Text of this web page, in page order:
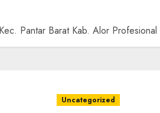
Pantar Barat Kab. Alor
Uncategorized